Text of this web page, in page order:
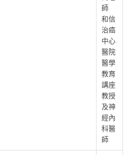
師
和信
治癌
中心
醫院
醫學
教育
講座
教授
及神
經內
科醫
師